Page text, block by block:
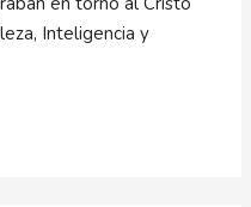
Inteligencia y